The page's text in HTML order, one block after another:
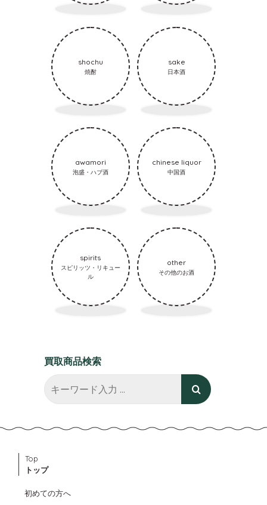
shochu
焼酎
sake
日本酒
awamori
泡盛・ハブ酒
chinese liquor
中国酒
spirits
スピリッツ・リキュー
ル
other
その他のお酒
買取商品検索
Top
トップ
初めての方へ